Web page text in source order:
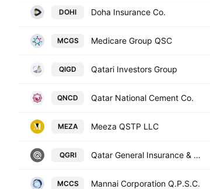
DOHI Doha Insurance Co.
MCGS Medicare Group QSC
QIGD Qatari Investors Group
QNCD Qatar National Cement Co.
MEZA Meeza QSTP LLC
QGRI Qatar General Insurance & Reinsurance Company Q.P.S.C.
MCCS Mannai Corporation Q.P.S.C.